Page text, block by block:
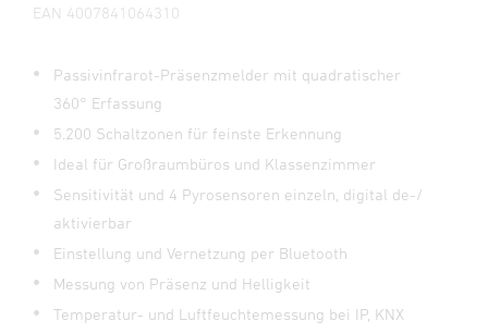
EAN 4007841064310
Passivinfrarot-Präsenzmelder mit quadratischer
360° Erfassung
5.200 Schaltzonen für feinste Erkennung
Ideal für Großraumbüros und Klassenzimmer
Sensitivität und 4 Pyrosensoren einzeln, digital de-/
aktivierbar
Einstellung und Vernetzung per Bluetooth
Messung von Präsenz und Helligkeit
Temperatur- und Luftfeuchtemessung bei IP, KNX